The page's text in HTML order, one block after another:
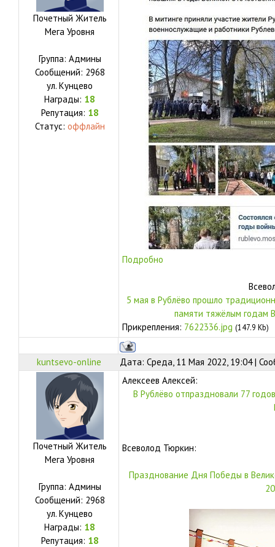
Почетный Житель
Мега Уровня
Группа: Админы
Сообщений: 2968
ул. Кунцево
Награды: 18
Репутация: 18
Статус: оффлайн
Подробно
5 мая в Рублёво прошло
памяти тяжёлым годам
Прикрепления: 7622336.jpg (147.9 Kb)
kuntsevo-online Дата: Среда, 11 Мая 2022, 19:04 |
Почетный Житель
Мега Уровня
Группа: Админы
Сообщений: 2968
ул. Кунцево
Награды: 18
Репутация: 18
Алексеев Алексей:
В Рублёво отпраздновали 77
Всеволод Тюркин:
Празднование Дня Победы в